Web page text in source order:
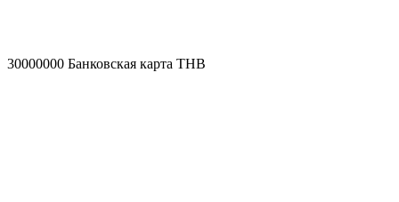
30000000 Банковская карта THB